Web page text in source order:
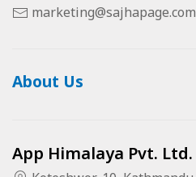
marketing@sajhapage.com
About Us
App Himalaya Pvt. Ltd.